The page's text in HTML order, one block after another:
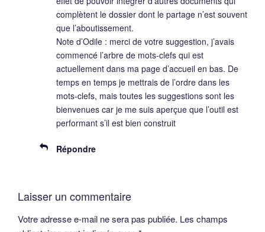
complètent le dossier dont le partage n’est souvent
que l’aboutissement.
Note d’Odile : merci de votre suggestion, j’avais
commencé l’arbre de mots-clefs qui est
actuellement dans ma page d’accueil en bas. De
temps en temps je mettrais de l’ordre dans les
mots-clefs, mais toutes les suggestions sont les
bienvenues car je me suis aperçue que l’outil est
performant s’il est bien construit
Répondre
Laisser un commentaire
Votre adresse e-mail ne sera pas publiée. Les champs